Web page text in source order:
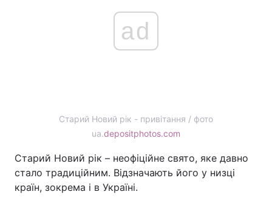
Війна
Україна Політика
Економіка
ad
Старий Новий рік - привітання / фото
ua.depositphotos.com
Старий Новий рік – неофіційне свято, яке давно
стало традиційним. Відзначають його у низці
країн, зокрема і в Україні.